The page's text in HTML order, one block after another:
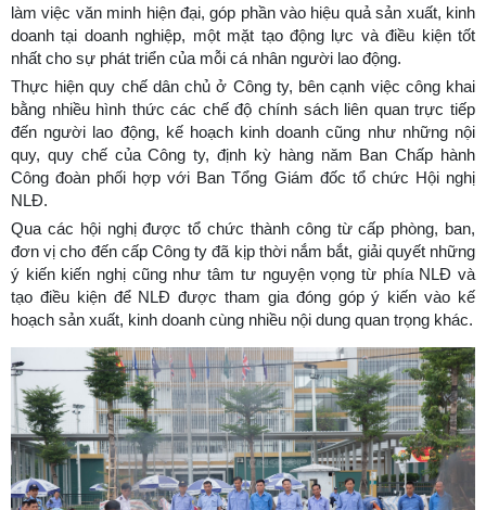
làm việc văn minh hiện đại, góp phần vào hiệu quả sản xuất, kinh
doanh tại doanh nghiệp, một mặt tạo động lực và điều kiện tốt
nhất cho sự phát triển của mỗi cá nhân người lao động.
Thực hiện quy chế dân chủ ở Công ty, bên cạnh việc công khai
bằng nhiều hình thức các chế độ chính sách liên quan trực tiếp
đến người lao động, kế hoạch kinh doanh cũng như những nội
quy, quy chế của Công ty, định kỳ hàng năm Ban Chấp hành
Công đoàn phối hợp với Ban Tổng Giám đốc tổ chức Hội nghị
NLĐ.
Qua các hội nghị được tổ chức thành công từ cấp phòng, ban,
đơn vị cho đến cấp Công ty đã kịp thời nắm bắt, giải quyết những
ý kiến kiến nghị cũng như tâm tư nguyện vọng từ phía NLĐ và
tạo điều kiện để NLĐ được tham gia đóng góp ý kiến vào kế
hoạch sản xuất, kinh doanh cùng nhiều nội dung quan trọng khác.